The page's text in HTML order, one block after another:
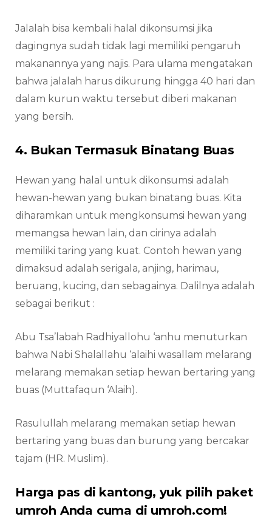
Jalalah bisa kembali halal dikonsumsi jika
dagingnya sudah tidak lagi memiliki pengaruh
makanannya yang najis. Para ulama mengatakan
bahwa jalalah harus dikurung hingga 40 hari dan
dalam kurun waktu tersebut diberi makanan
yang bersih.
4. Bukan Termasuk Binatang Buas
Hewan yang halal untuk dikonsumsi adalah
hewan-hewan yang bukan binatang buas. Kita
diharamkan untuk mengkonsumsi hewan yang
memangsa hewan lain, dan cirinya adalah
memiliki taring yang kuat. Contoh hewan yang
dimaksud adalah serigala, anjing, harimau,
beruang, kucing, dan sebagainya. Dalilnya adalah
sebagai berikut :
Abu Tsa’labah Radhiyallohu ‘anhu menuturkan
bahwa Nabi Shalallahu ‘alaihi wasallam melarang
melarang memakan setiap hewan bertaring yang
buas (Muttafaqun ‘Alaih).
Rasulullah melarang memakan setiap hewan
bertaring yang buas dan burung yang bercakar
tajam (HR. Muslim).
Harga pas di kantong, yuk pilih paket
umroh Anda cuma di umroh.com!